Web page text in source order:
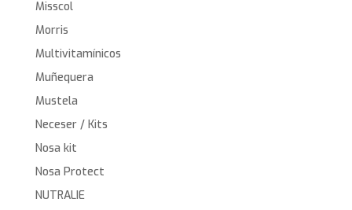
Misscol
Morris
Multivitamínicos
Muñequera
Mustela
Neceser / Kits
Nosa kit
Nosa Protect
NUTRALIE